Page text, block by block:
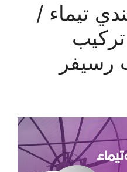
تيماء /
/ تركيب
رسيفر